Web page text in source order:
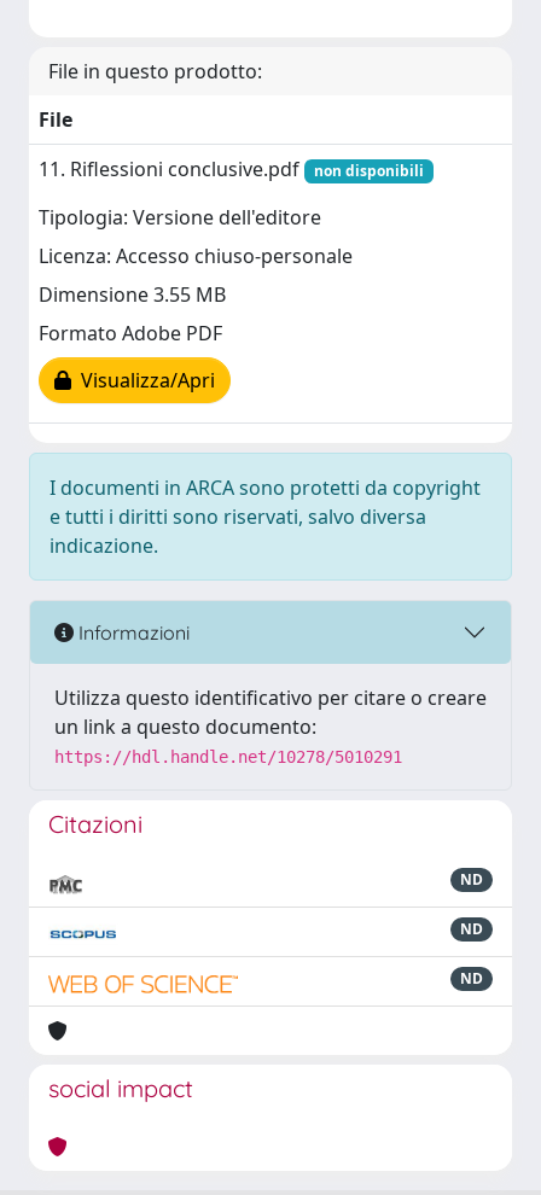
File in questo prodotto:
File
11. Riflessioni conclusive.pdf
non disponibili
Tipologia: Versione dell'editore
Licenza: Accesso chiuso-personale
Dimensione 3.55 MB
Formato Adobe PDF
Visualizza/Apri
I documenti in ARCA sono protetti da copyright
e tutti i diritti sono riservati, salvo diversa
indicazione.
Informazioni
Utilizza questo identificativo per citare o creare
un link a questo documento:
https://hdl.handle.net/10278/5010291
Citazioni
ND
ND
ND
social impact